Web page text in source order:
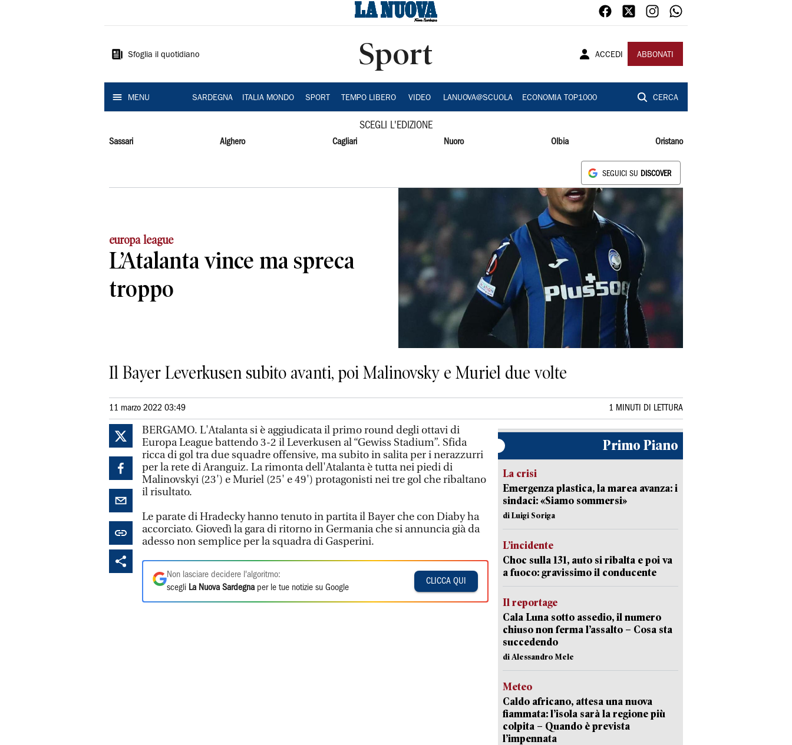
Sardegna
Sfoglia il quotidiano Sport ACCEDI ABBONATI
MENU SARDEGNA ITALIA MONDO SPORT TEMPO LIBERO VIDEO LANUOVA@SCUOLA ECONOMIA TOP1000 CERCA
SCEGLI L'EDIZIONE
Sassari Alghero Cagliari Nuoro Olbia Oristano
SEGUICI SU DISCOVER
europa league
L’Atalanta vince ma spreca
troppo
Il Bayer Leverkusen subito avanti, poi Malinovsky e Muriel due volte
11 marzo 2022 03:49 1 MINUTI DI LETTURA
BERGAMO. L'Atalanta si è aggiudicata il primo round degli ottavi di
Europa League battendo 3-2 il Leverkusen al “Gewiss Stadium”. Sfida
ricca di gol tra due squadre offensive, ma subito in salita per i nerazzurri
per la rete di Aranguiz. La rimonta dell'Atalanta è tutta nei piedi di
Malinovskyi (23') e Muriel (25' e 49') protagonisti nei tre gol che ribaltano
il risultato.
Le parate di Hradecky hanno tenuto in partita il Bayer che con Diaby ha
accorciato. Giovedì la gara di ritorno in Germania che si annuncia già da
adesso non semplice per la squadra di Gasperini.
Non lasciare decidere l'algoritmo:
scegli La Nuova Sardegna per le tue notizie su Google
CLICCA QUI
Primo Piano
La crisi
Emergenza plastica, la marea avanza: i
sindaci: «Siamo sommersi»
di Luigi Soriga
L’incidente
Choc sulla 131, auto si ribalta e poi va
a fuoco: gravissimo il conducente
Il reportage
Cala Luna sotto assedio, il numero
chiuso non ferma l’assalto – Cosa sta
succedendo
di Alessandro Mele
Meteo
Caldo africano, attesa una nuova
fiammata: l’isola sarà la regione più
colpita – Quando è prevista
l’impennata